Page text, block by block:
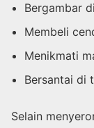
Bergambar
Membeli
Menikmati
Bersantai di
Selain